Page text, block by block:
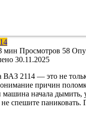
мин Просмотров 58
30.11.2025
ВАЗ 2114 — это не
причин
начала дымить,
спешите